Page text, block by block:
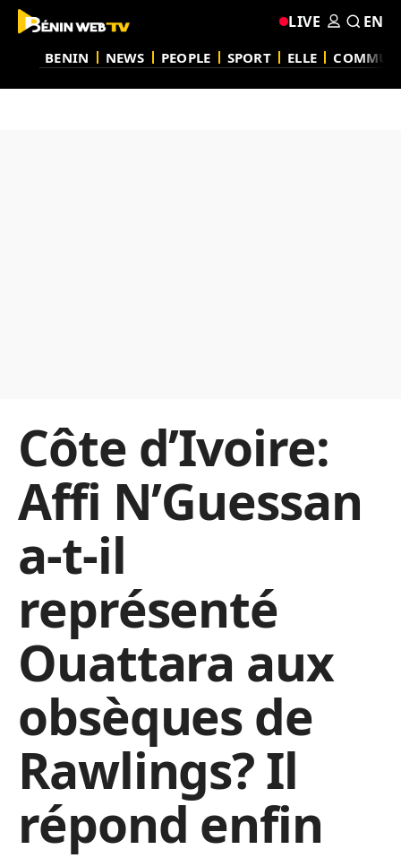
BENIN NEWS PEOPLE SPORT ELLE
LIVE EN
Côte d’Ivoire:
Affi N’Guessan
a-t-il
représenté
Ouattara aux
obsèques de
Rawlings? Il
répond enfin